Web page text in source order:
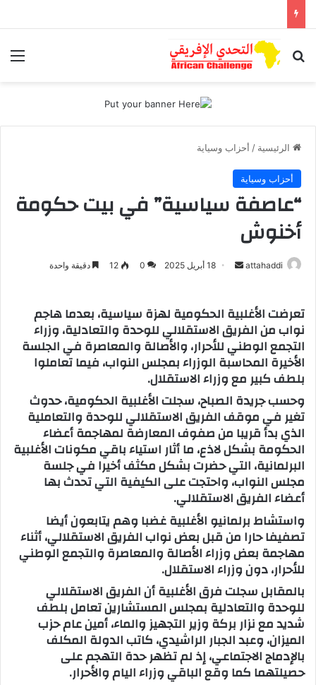
بحث عن
الرئيسية / أحزاب وسياية
أحزاب وسياية
“عاصفة سياسية” في بيت حكومة
أخنوش
attahaddi
ل
ب
ر
ي
د
إ
ل
ك
ت
ر
و
ن
ي
ا
18 أبريل 2025 0
12 دقيقة واحدة
تعرضت الأغلبية الحكومية لهزة سياسية، بعدما هاجم
نواب من الفريق الاستقلالي للوحدة والتعادلية، وزراء
التجمع الوطني للأحرار، والأصالة والمعاصرة في الجلسة
الأخيرة المحاسبة الوزراء بمجلس النواب، فيما تعاملوا
بلطف كبير مع وزراء الاستقلال.
وحسب جريدة الصباح، سجلت الأغلبية الحكومية، حدوث
تغير في موقف الفريق الاستقلالي للوحدة والتعاملية
الذي بدأ قريبا من صفوف المعارضة لمهاجمة أعضاء
الحكومة بشكل لاذع، ما أثار استياء باقي مكونات الأغلبية
البرلمانية، التي حضرت بشكل مكثف أخيرا في جلسة
مجلس النواب، واحتجت على الكيفية التي تحدث بها
أعضاء الفريق الاستقلالي.
واستشاط برلمانيو الأغلبية غضبا وهم يتابعون أيضا
تصفيفا حارا من قبل بعض نواب الفريق الاستقلالي، أثناء
مهاجمة بعض وزراء الأصالة والمعاصرة والتجمع الوطني
للأحرار، دون وزراء الاستقلال.
بالمقابل سجلت فرق الأغلبية أن الفريق الاستقلالي
للوحدة والتعادلية بمجلس المستشارين تعامل بلطف
شديد مع نزار بركة وزير التجهيز والماء، أمين عام حزب
الميزان، وعبد الجبار الراشيدي، كاتب الدولة المكلف
بالإدماج الاجتماعي، إذ لم تظهر حدة التهجم على
حصيلتهما كما وقع الباقي وزراء اليام والأحرار.